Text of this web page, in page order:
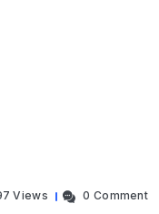
Views 0 Comment